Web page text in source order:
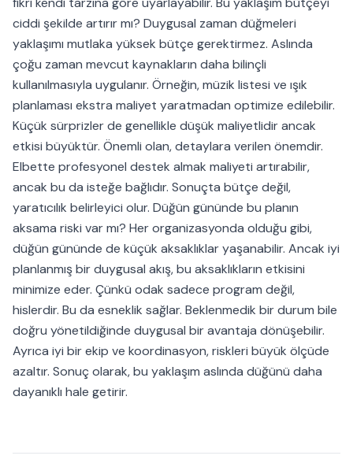
ciddi şekilde artırır mı? Duygusal zaman düğmeleri
yaklaşımı mutlaka yüksek bütçe gerektirmez. Aslında
çoğu zaman mevcut kaynakların daha bilinçli
kullanılmasıyla uygulanır. Örneğin, müzik listesi ve ışık
planlaması ekstra maliyet yaratmadan optimize edilebilir.
Küçük sürprizler de genellikle düşük maliyetlidir ancak
etkisi büyüktür. Önemli olan, detaylara verilen önemdir.
Elbette profesyonel destek almak maliyeti artırabilir,
ancak bu da isteğe bağlıdır. Sonuçta bütçe değil,
yaratıcılık belirleyici olur. Düğün gününde bu planın
aksama riski var mı? Her organizasyonda olduğu gibi,
düğün gününde de küçük aksaklıklar yaşanabilir. Ancak iyi
planlanmış bir duygusal akış, bu aksaklıkların etkisini
minimize eder. Çünkü odak sadece program değil,
hislerdir. Bu da esneklik sağlar. Beklenmedik bir durum bile
doğru yönetildiğinde duygusal bir avantaja dönüşebilir.
Ayrıca iyi bir ekip ve koordinasyon, riskleri büyük ölçüde
azaltır. Sonuç olarak, bu yaklaşım aslında düğünü daha
dayanıklı hale getirir.